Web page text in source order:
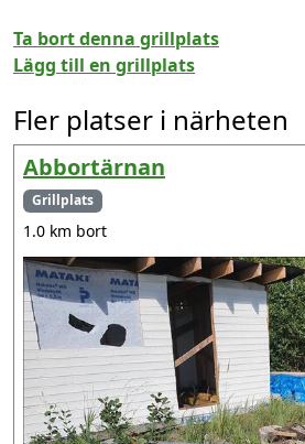
Ta bort denna grillplats
Lägg till en grillplats
Fler platser i närheten
Abbortärnan
Grillplats
1.0 km bort